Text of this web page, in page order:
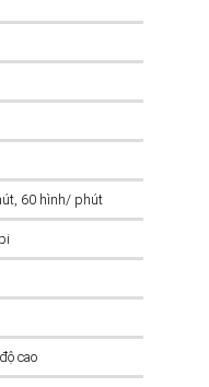
60 hình/ phút
cao